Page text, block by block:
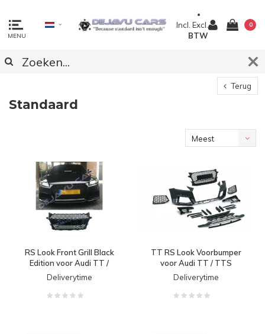
MENU
Incl. Excl.
BTW
0
Terug
Standaard
Meest
RS Look Front Grill Black
Edition voor Audi TT /
TTS / TTRS
Deliverytime
TT RS Look Voorbumper
voor Audi TT / TTS
(2014-2019)
Deliverytime